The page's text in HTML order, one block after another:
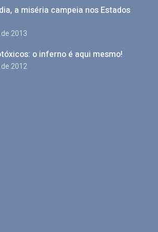
a miséria campeia nos Estados
2013
o inferno é aqui mesmo!
2012